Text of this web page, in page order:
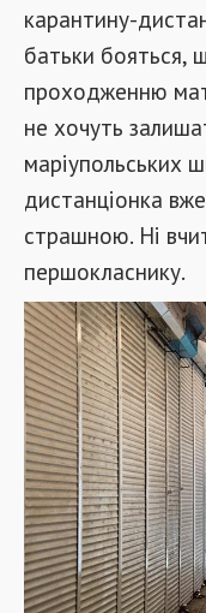
карантину-
батьки бояться,
проходженню
не хочуть
маріупольських
дистанціонка
страшною. Ні
першокласнику.